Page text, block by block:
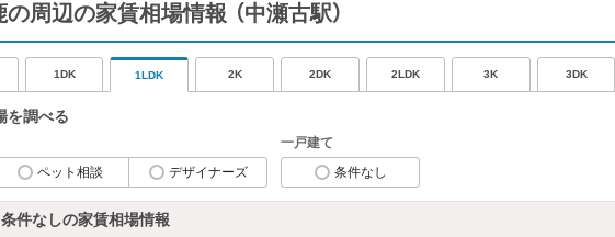
の周辺の家賃相場情報 （中瀬古駅）
1DK 1LDK 2K 2DK 2LDK 3K 3DK
を調べる
ペット相談 デザイナーズ
一戸建て
条件なし
件なしの家賃相場情報